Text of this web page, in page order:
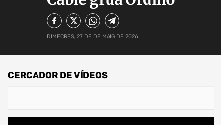
DIMECRES, 27 DE DE MAIG DE 2026
CERCADOR DE VÍDEOS